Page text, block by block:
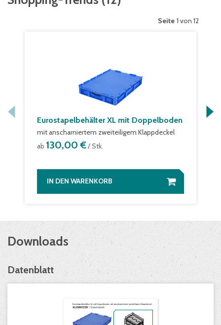
Seite 1 von 12
Eurostapelbehälter XL mit Doppelboden
mit anscharniertem zweiteiligem Klappdeckel
ab 130,00 €/ Stk.
IN DEN WARENKORB
Downloads
Datenblatt